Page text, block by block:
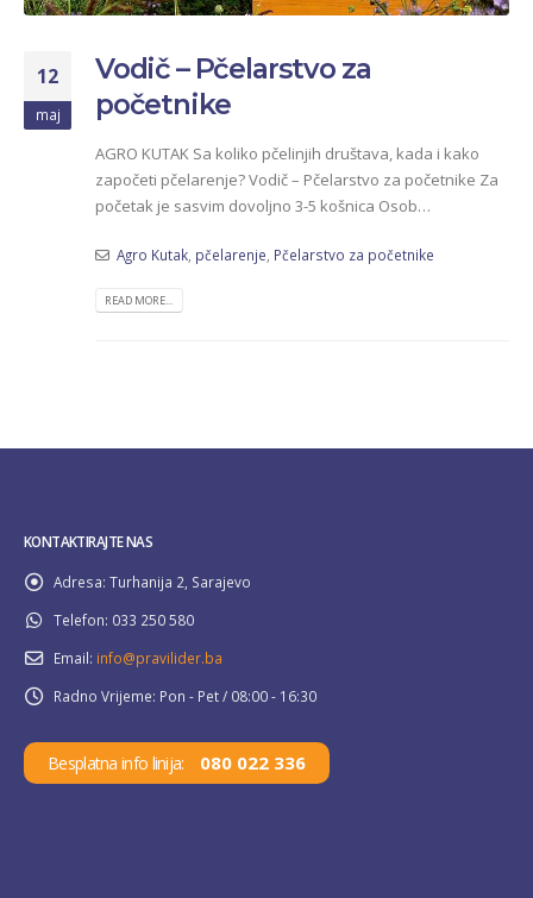
12
maj
Vodič – Pčelarstvo za
početnike
AGRO KUTAK Sa koliko pčelinjih društava, kada i kako
započeti pčelarenje? Vodič – Pčelarstvo za početnike Za
početak je sasvim dovoljno 3-5 košnica Osob…
Agro Kutak, pčelarenje Pčelarstvo za početnike
READ MORE...
KONTAKTIRAJTE NAS
Adresa: Turhanija 2, Sarajevo
Telefon: 033 250 580
Email: info@pravilider.ba
Radno Vrijeme: Pon - Pet / 08:00 - 16:30
Besplatna info linija: 080 022 336